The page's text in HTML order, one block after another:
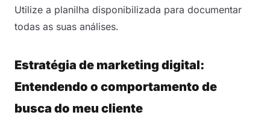
Utilize a planilha disponibilizada para documentar
todas as suas análises.
Estratégia de marketing digital:
Entendendo o comportamento de
busca do meu cliente